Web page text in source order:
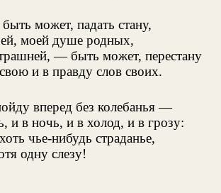
может, падать стану,
моей душе родных,
— быть может, перестану
и в правду слов своих.
вперед без колебанья —
и в ночь, и в холод, и в грозу:
чье-нибудь страданье,
одну слезу!